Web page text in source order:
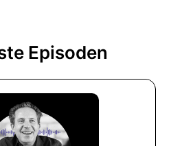
Episoden